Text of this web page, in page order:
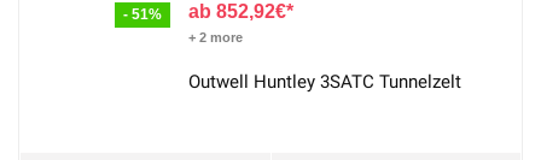
- 51% 852,92€
+ 2 more
Outwell Huntley 3SATC Tunnelzelt